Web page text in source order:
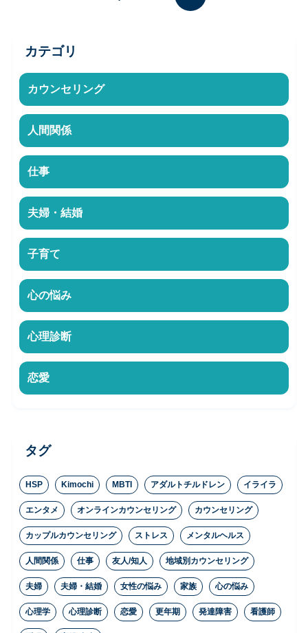
カテゴリ
カウンセリング
人間関係
仕事
夫婦・結婚
子育て
心の悩み
心理診断
恋愛
タグ
HSP Kimochi MBTI アダルトチルドレン イライラ
エンタメ オンラインカウンセリング カウンセリング
カップルカウンセリング ストレス メンタルヘルス
人間関係 仕事 友人/知人 地域別カウンセリング
夫婦 夫婦・結婚 女性の悩み 家族 心の悩み
心理学 心理診断 恋愛 更年期 発達障害 看護師